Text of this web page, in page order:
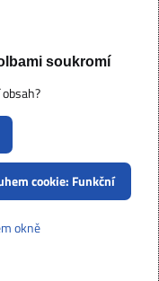
soukromí
cookie: Funkční
okně